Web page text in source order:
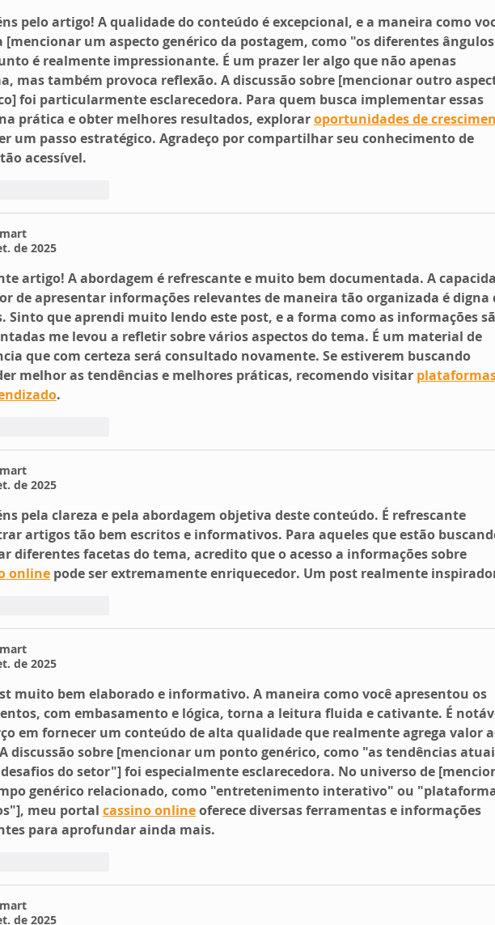
pelo artigo! A qualidade do conteúdo é excepcional, e a maneira como
[mencionar um aspecto genérico da postagem, como "os diferentes
é realmente impressionante. É um prazer ler algo que não apenas
mas também provoca reflexão. A discussão sobre [mencionar outro
foi particularmente esclarecedora. Para quem busca implementar essas
prática e obter melhores resultados, explorar oportunidades de
um passo estratégico. Agradeço por compartilhar seu conhecimento de
acessível.
de 2025
artigo! A abordagem é refrescante e muito bem documentada. A
de apresentar informações relevantes de maneira tão organizada é digna
Sinto que aprendi muito lendo este post, e a forma como as informações
me levou a refletir sobre vários aspectos do tema. É um material de
que com certeza será consultado novamente. Se estiverem buscando
melhor as tendências e melhores práticas, recomendo visitar
.
de 2025
pela clareza e pela abordagem objetiva deste conteúdo. É refrescante
artigos tão bem escritos e informativos. Para aqueles que estão
diferentes facetas do tema, acredito que o acesso a informações sobre
online pode ser extremamente enriquecedor. Um post realmente
de 2025
muito bem elaborado e informativo. A maneira como você apresentou os
com embasamento e lógica, torna a leitura fluida e cativante. É
em fornecer um conteúdo de alta qualidade que realmente agrega valor
discussão sobre [mencionar um ponto genérico, como "as tendências
do setor"] foi especialmente esclarecedora. No universo de
genérico relacionado, como "entretenimento interativo" ou
meu portal cassino online oferece diversas ferramentas e informações
para aprofundar ainda mais.
de 2025